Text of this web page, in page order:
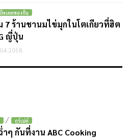
พเดตของกิน
7 ร้านชานมไข่มุกในโตเกียวที่ฮิต
ญี่ปุ่น
/ กูร์เม่ต์
ๆ กันที่งาน ABC Cooking